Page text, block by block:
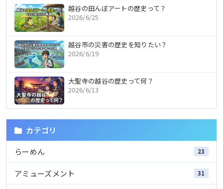
越谷の田んぼアートの歴史って？
2026/6/25
越谷市の災害の歴史を知りたい？
2026/6/19
大聖寺の越谷の歴史って何？
2026/6/13
カテゴリ
らーめん 23
アミューズメント 31